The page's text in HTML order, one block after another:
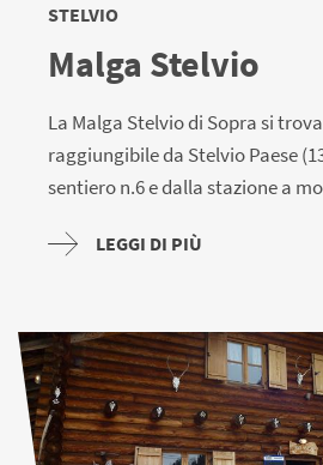
STELVIO
Malga Stelvio
La Malga Stelvio di Sopra si
raggiungibile da Stelvio Paese
sentiero n.6 e dalla stazione a
LEGGI DI PIÙ